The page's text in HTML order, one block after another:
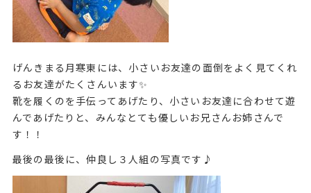
げんきまる月寒東には、小さいお友達の面倒をよく見てくれ
るお友達がたくさんいます✨
靴を履くのを手伝ってあげたり、小さいお友達に合わせて遊
んであげたりと、みんなとても優しいお兄さんお姉さんで
す！！
最後の最後に、仲良し３人組の写真です♪